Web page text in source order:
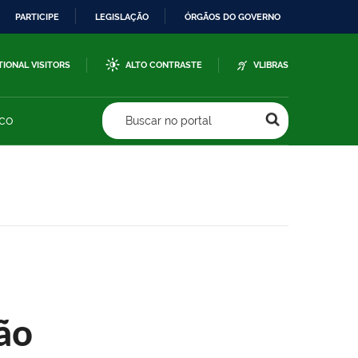
PARTICIPE LEGISLAÇÃO ÓRGÃOS DO GOVERNO
VISITORS ALTO CONTRASTE VLIBRAS
Buscar no portal